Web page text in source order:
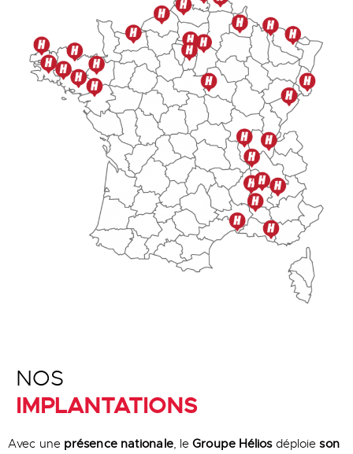
NOS
IMPLANTATIONS
Avec une présence nationale, leGroupe Héliosdéploieson